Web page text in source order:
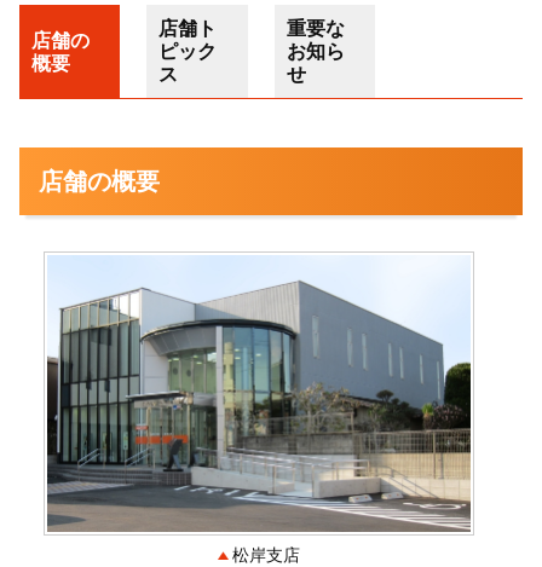
店舗の
概要
店舗ト
ピック
ス
重要な
お知ら
せ
店舗の概要
松岸支店